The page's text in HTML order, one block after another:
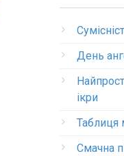
День
ікри
Таблиця
Смачна